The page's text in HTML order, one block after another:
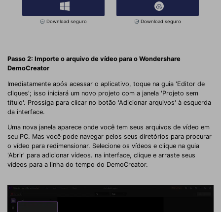
Download seguro Download seguro
Passo 2: Importe o arquivo de vídeo para o Wondershare
DemoCreator
Imediatamente após acessar o aplicativo, toque na guia 'Editor de
cliques'; isso iniciará um novo projeto com a janela 'Projeto sem
título'. Prossiga para clicar no botão 'Adicionar arquivos' à esquerda
da interface.
Uma nova janela aparece onde você tem seus arquivos de vídeo em
seu PC. Mas você pode navegar pelos seus diretórios para procurar
o vídeo para redimensionar. Selecione os vídeos e clique na guia
'Abrir' para adicionar vídeos. na interface, clique e arraste seus
vídeos para a linha do tempo do DemoCreator.